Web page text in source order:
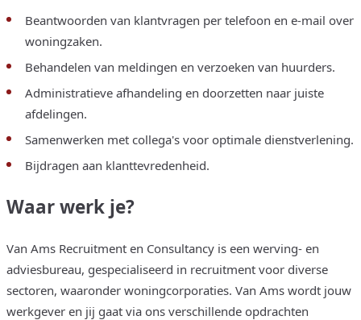
Beantwoorden van klantvragen per telefoon en e-mail over
woningzaken.
Behandelen van meldingen en verzoeken van huurders.
Administratieve afhandeling en doorzetten naar juiste
afdelingen.
Samenwerken met collega's voor optimale dienstverlening.
Bijdragen aan klanttevredenheid.
Waar werk je?
Van Ams Recruitment en Consultancy is een werving- en
adviesbureau, gespecialiseerd in recruitment voor diverse
sectoren, waaronder woningcorporaties. Van Ams wordt jouw
werkgever en jij gaat via ons verschillende opdrachten